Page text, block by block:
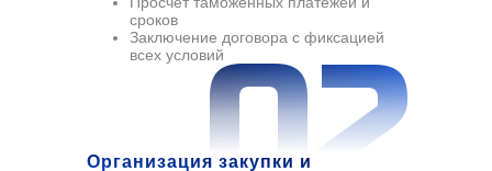
02
сроков
Заключение договора с фиксацией
всех условий
Организация закупки и